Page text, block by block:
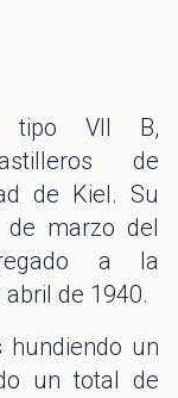
tipo VII B,
de
de Kiel. Su
de marzo del
a la
abril de 1940.
un
un total de